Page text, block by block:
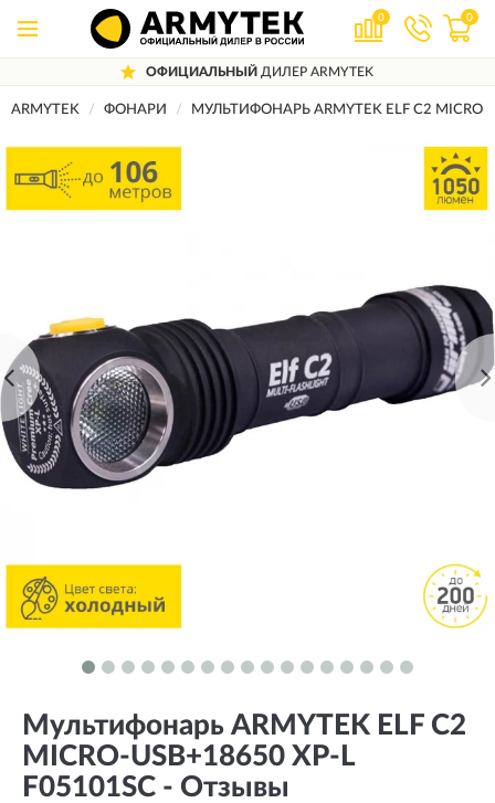
0 0
ОФИЦИАЛЬНЫЙ ДИЛЕР ARMYTEK
ARMYTEK ФОНАРИ МУЛЬТИФОНАРЬ ARMYTEK ELF C2 MICRO-
Мультифонарь ARMYTEK ELF C2
MICRO-USB+18650 XP-L
F05101SC - Отзывы